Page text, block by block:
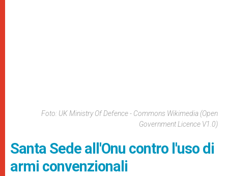
Foto: UK Ministry Of Defence - Commons Wikimedia (Open
Government Licence V1.0)
Santa Sede all'Onu contro l'uso di
armi convenzionali